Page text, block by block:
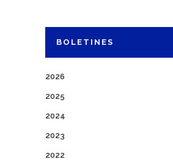
BOLETINES
2026
2025
2024
2023
2022